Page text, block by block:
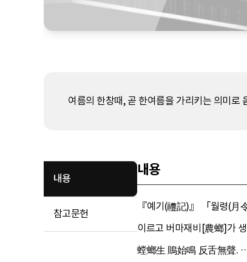
여름의 한창때, 곧 한여름을 가리키는 의미
내용
참고문헌
내용
『예기(禮記)』 「월령(
이르고 버마재비[農螂]가
螳螂生 鵙始鳴 反舌無聲.